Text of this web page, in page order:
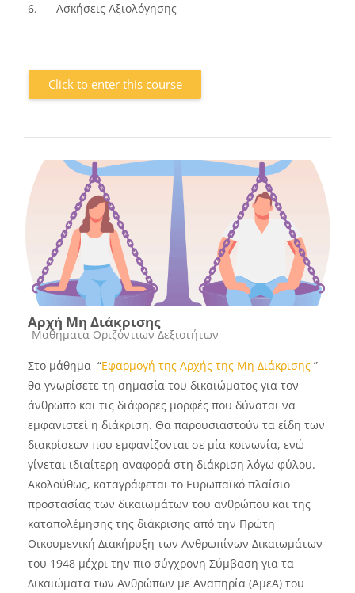
6. Ασκήσεις Αξιολόγησης
Click to enter this course
Αρχή Μη Διάκρισης
Course category
Μαθήματα Οριζόντιων Δεξιοτήτων
Στο μάθημα “Εφαρμογή της Αρχής της Μη Διάκρισης ”
θα γνωρίσετε τη σημασία του δικαιώματος για τον
άνθρωπο και τις διάφορες μορφές που δύναται να
εμφανιστεί η διάκριση. Θα παρουσιαστούν τα είδη των
διακρίσεων που εμφανίζονται σε μία κοινωνία, ενώ
γίνεται ιδιαίτερη αναφορά στη διάκριση λόγω φύλου.
Ακολούθως, καταγράφεται το Ευρωπαϊκό πλαίσιο
προστασίας των δικαιωμάτων του ανθρώπου και της
καταπολέμησης της διάκρισης από την Πρώτη
Οικουμενική Διακήρυξη των Ανθρωπίνων Δικαιωμάτων
του 1948 μέχρι την πιο σύγχρονη Σύμβαση για τα
Δικαιώματα των Ανθρώπων με Αναπηρία (ΑμεΑ) του